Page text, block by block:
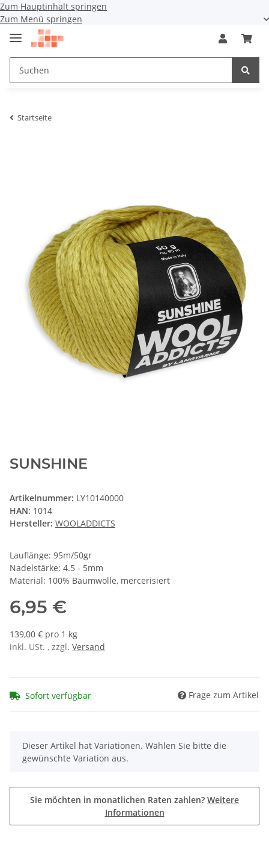
Zum Hauptinhalt springen
Zum Menü springen
Startseite
SUNSHINE
Artikelnummer: LY10140000
HAN: 1014
Hersteller: WOOLADDICTS
Lauflänge: 95m/50gr
Nadelstärke: 4.5 - 5mm
Material: 100% Baumwolle, mercerisiert
6,95 €
139,00 € pro 1 kg
inkl. USt. , zzgl. Versand
Sofort verfügbar Frage zum Artikel
x
Dieser Artikel hat Variationen. Wählen Sie bitte die
gewünschte Variation aus.
Sie möchten in monatlichen Raten zahlen? Weitere
Informationen